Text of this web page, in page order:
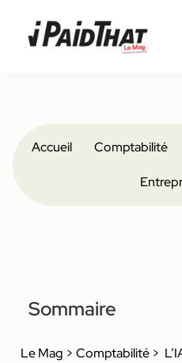
Accueil Comptabilité
Sommaire
Le Mag > Comptabilité >